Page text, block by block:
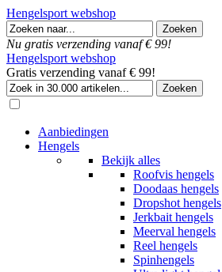
Hengelsport webshop
Nu gratis verzending vanaf € 99!
Hengelsport webshop
Gratis verzending vanaf € 99!
Aanbiedingen
Hengels
Bekijk alles
Roofvis hengels
Doodaas hengels
Dropshot hengels
Jerkbait hengels
Meerval hengels
Reel hengels
Spinhengels